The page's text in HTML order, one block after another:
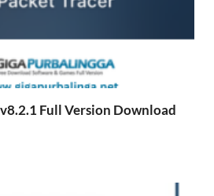
Full Version Download